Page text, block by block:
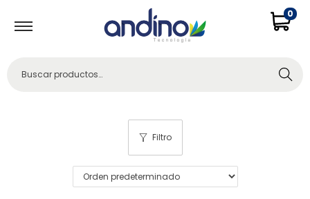
0
Buscar
Filtro